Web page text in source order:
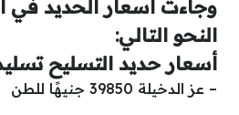
وجاءت أسعار الحديد في
النحو التالي:
أسعار حديد التسليح
– عز الدخيلة 39850 جنيهًا للطن